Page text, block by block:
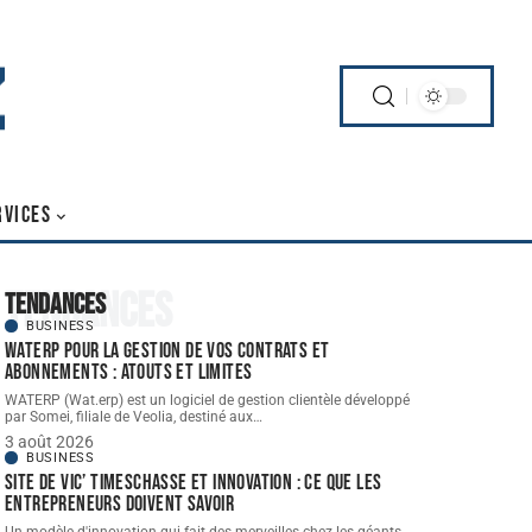
Tendances
Tendances
BUSINESS
WATERP pour la gestion de vos contrats et
abonnements : atouts et limites
WATERP (Wat.erp) est un logiciel de gestion clientèle développé
par Somei, filiale de Veolia, destiné aux…
3 août 2026
BUSINESS
Site de vic’ Timeschasse et innovation : ce que les
entrepreneurs doivent savoir